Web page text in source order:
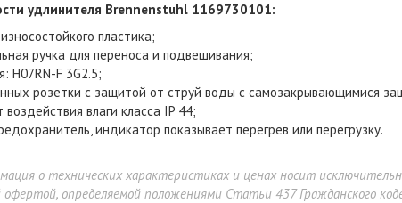
удлинителя Brennenstuhl 1169730101:
пластика;
ручка для переноса и подвешивания;
H07RN-F 3G2.5;
розетки с защитой от струй воды с самозакрывающимися
влаги класса IP 44;
индикатор показывает перегрев или перегрузку.
о технических характеристиках и ценах носит
офертой, определяемой положениями Статьи 437 Гражданского